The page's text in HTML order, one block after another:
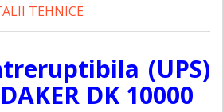
TEHNICE
(UPS)
DK 10000